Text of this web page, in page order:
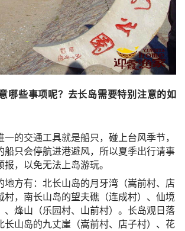
哪些事项呢？去长岛需要特别注意的如
一的交通工具就是船只，碰上台风季节，
船只会停航进港避风，所以夏季出行请事
，以免无法上岛游玩。
地方有：北长山岛的月牙湾（嵩前村、店
村，南长山岛的望夫礁（连成村）、仙境
、烽山（乐园村、山前村）。长岛观日落
长山岛的九丈崖（嵩前村、店子村）、花